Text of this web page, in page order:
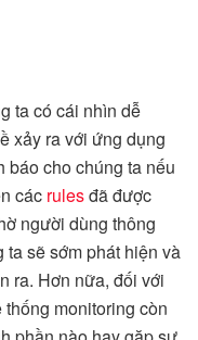
ta có cái nhìn dễ
xảy ra với ứng dụng
báo cho chúng ta nếu
các rulesđã được
người dùng thông
ta sẽ sớm phát hiện và
ra. Hơn nữa, đối với
monitoring còn